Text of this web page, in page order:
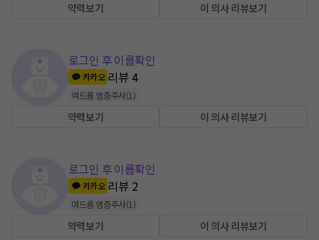
약력보기 이 의사 리뷰보기
로그인 후 이름확인
카카오 리뷰4
여드름 염증주사(1 )
약력보기 이 의사 리뷰보기
로그인 후 이름확인
카카오 리뷰 2
여드름 염증주사(1 )
약력보기 이 의사 리뷰보기